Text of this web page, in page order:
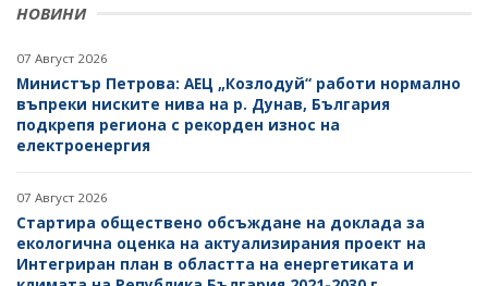
НОВИНИ
07 Август 2026
Министър Петрова: АЕЦ „Козлодуй“ работи нормално
въпреки ниските нива на р. Дунав, България
подкрепя региона с рекорден износ на
електроенергия
07 Август 2026
Стартира обществено обсъждане на доклада за
екологична оценка на актуализирания проект на
Интегриран план в областта на енергетиката и